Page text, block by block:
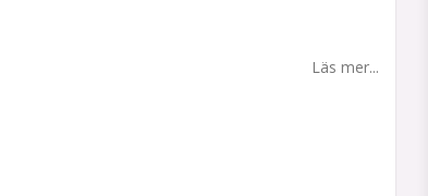
Läs mer...